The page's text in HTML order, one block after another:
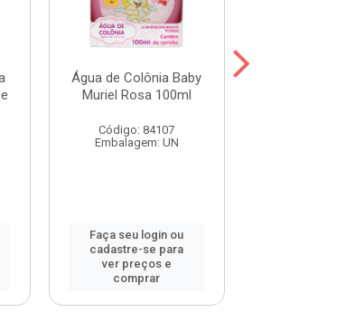
Água de Colônia Baby
Muriel Rosa 100ml
Código: 84107
Embalagem: UN
Faça seu login ou
cadastre-se para
ver preços e
comprar